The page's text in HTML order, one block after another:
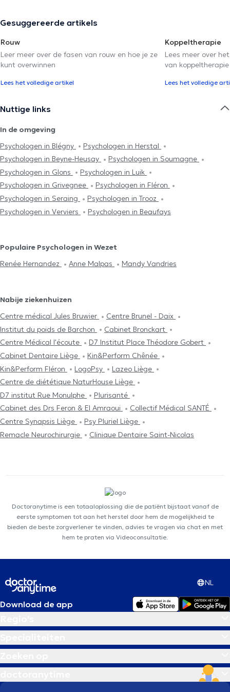
Gesuggereerde artikels
Rouw
Leer meer over de fasen van rouw en hoe je ze
kunt overwinnen
Lees het volledige artikel
Koppeltherapie
Lees meer over
van koppeltherapie
Lees het volledige
Nuttige links
In de omgeving
Psychologen in Blégny
Psychologen in Herstal
Psychologen in Beyne-Heusay
Psychologen in Soumagne
Psychologen in Glons
Psychologen in Luik
Psychologen in Grivegnee
Psychologen in Fléron
Psychologen in Seraing
Psychologen in Trooz
Psychologen in Verviers
Psychologen in Beaufays
Populaire Psychologen in Wezet
Renée Hernandez
Anne Malpas Mandy Vandries
Nabije ziekenhuizen
Centre médical Jules Bruwier
Centre Brunel - Daix
Institut du poids de Barchon
Cabinet Bronckart
Centre Médical l'écoute
D7 Institut Place Théodore Gobert
Cabinet Dentaire Liège
Kin&Perform Chênée
Kin&Perform Fléron
LogoPsy
Lazeo Liège
Centre de diététique NaturHouse Liège
D7 institut Rue Monulphe
Plurisanté
Cabinet des Drs Feron & El Amraoui
Collectif Médical SANTÉ
Centre Synapsis Liège
Psy Pluriel Liège
Remacle Neurochirurgie
Clinique Dentaire Saint-Nicolas
Doctoranytime is een totaaloplossing die de patiënt bijstaat vanaf de
eerste symptomen tot aan het herstel door hem de mogelijkheid te
bieden de beste zorgverlener te vinden, advies te vragen via chat en met
hem te praten via Videoconsultatie.
NL
Download de app